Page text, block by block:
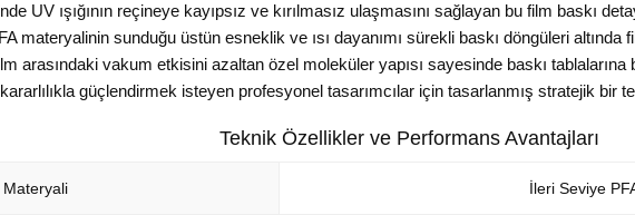
UV ışığının reçineye kayıpsız ve kırılmasız ulaşmasını sağlayan bu film baskı
materyalinin sunduğu üstün esneklik ve ısı dayanımı sürekli baskı döngüleri
arasındaki vakum etkisini azaltan özel moleküler yapısı sayesinde baskı
kararlılıkla güçlendirmek isteyen profesyonel tasarımcılar için tasarlanmış stratejik bir
Teknik Özellikler ve Performans Avantajları
Materyali İleri Seviye